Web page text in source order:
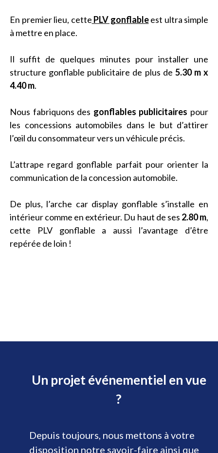
En premier lieu, cette PLV gonflable est ultra simple
à mettre en place.
Il suffit de quelques minutes pour installer une
structure gonflable publicitaire de plus de 5.30 m x
4.40 m.
Nous fabriquons des gonflables publicitaires pour
les concessions automobiles dans le but d’attirer
l’œil du consommateur vers un véhicule précis.
L’attrape regard gonflable parfait pour orienter la
communication de la concession automobile.
De plus, l’arche car display gonflable s’installe en
intérieur comme en extérieur. Du haut de ses 2.80 m,
cette PLV gonflable a aussi l’avantage d’être
repérée de loin !
Un projet événementiel en vue
?
Depuis toujours, nous mettons à votre
disposition notre savoir-faire ainsi que